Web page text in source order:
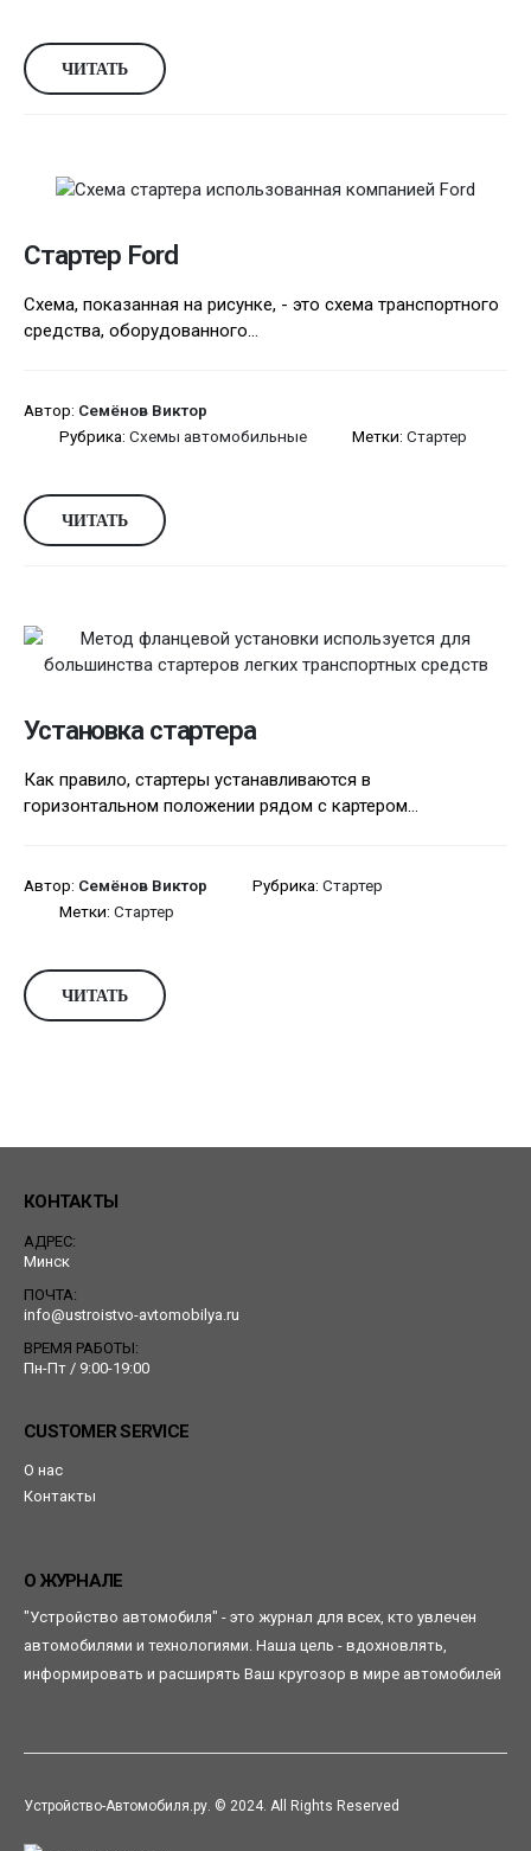
ЧИТАТЬ
Стартер Ford
Схема, показанная на рисунке, - это схема транспортного
средства, оборудованного...
Автор: Семёнов Виктор
Рубрика: Схемы автомобильные Метки: Стартер
ЧИТАТЬ
Установка стартера
Как правило, стартеры устанавливаются в
горизонтальном положении рядом с картером...
Автор: Семёнов Виктор Рубрика: Стартер
Метки: Стартер
ЧИТАТЬ
КОНТАКТЫ
АДРЕС:
Минск
ПОЧТА:
info@ustroistvo-avtomobilya.ru
ВРЕМЯ РАБОТЫ:
Пн-Пт / 9:00-19:00
CUSTOMER SERVICE
О нас
Контакты
О ЖУРНАЛЕ
"Устройство автомобиля" - это журнал для всех, кто увлечен
автомобилями и технологиями. Наша цель - вдохновлять,
информировать и расширять Ваш кругозор в мире автомобилей
Устройство-Автомобиля.ру. © 2024. All Rights Reserved